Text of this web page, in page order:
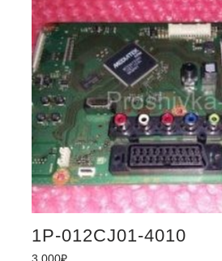
1P-012CJ01-4010